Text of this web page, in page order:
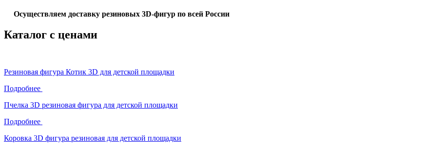
Осуществляем доставку резиновых 3D-фигур по всей России
Каталог с ценами
Резиновая фигура Котик 3D для детской площадки
Подробнее
Пчелка 3D резиновая фигура для детской площадки
Подробнее
Коровка 3D фигура резиновая для детской площадки